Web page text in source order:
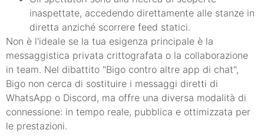
inaspettate, accedendo direttamente alle stanze in
diretta anziché scorrere feed statici.
Non è l'ideale se la tua esigenza principale è la
messaggistica privata crittografata o la collaborazione
in team. Nel dibattito "Bigo contro altre app di chat",
Bigo non cerca di sostituire i messaggi diretti di
WhatsApp o Discord, ma offre una diversa modalità di
connessione: in tempo reale, pubblica e ottimizzata per
le prestazioni.